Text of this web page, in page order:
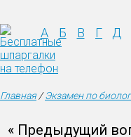
А Б В Г Д
Главная/Экзамен по
« Предыдущий